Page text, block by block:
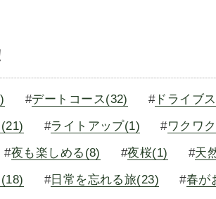
#デートコース(32) #ドライブ
#ライトアップ(1) #ワクワ
#夜も楽しめる(8) #夜桜(1) #天
#日常を忘れる旅(23) #春が